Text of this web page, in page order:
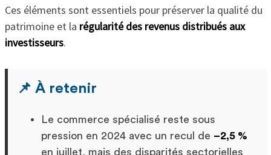
Ces éléments sont essentiels pour préserver la qualité du
patrimoine et la régularité des revenus distribués aux
investisseurs.
📌 À retenir
Le commerce spécialisé reste sous
pression en 2024 avec un recul de –2,5 %
en juillet, mais des disparités sectorielles